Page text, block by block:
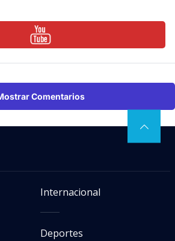
Comentarios
Internacional
Deportes